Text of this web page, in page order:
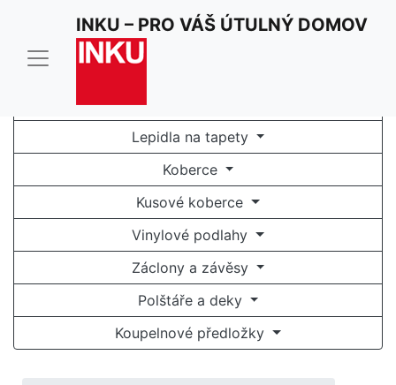
INKU – PRO VÁŠ ÚTULNÝ DOMOV
Lepidla na tapety
Koberce
Kusové koberce
Vinylové podlahy
Záclony a závěsy
Polštáře a deky
Koupelnové předložky